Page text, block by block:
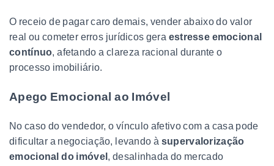
O receio de pagar caro demais, vender abaixo do valor
real ou cometer erros jurídicos gera estresse emocional
contínuo, afetando a clareza racional durante o
processo imobiliário.
Apego Emocional ao Imóvel
No caso do vendedor, o vínculo afetivo com a casa pode
dificultar a negociação, levando à supervalorização
emocional do imóvel , desalinhada do mercado